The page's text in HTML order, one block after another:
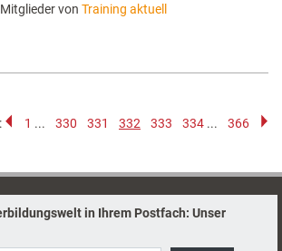
von Training aktuell
1 ... 330 331 332 333 334 ... 366
in Ihrem Postfach: Unser